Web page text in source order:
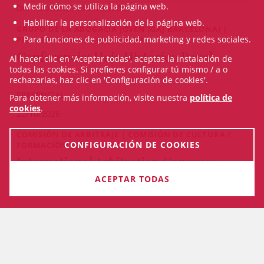
Del 15/01/2027 al 21/05/2027
GRUPO DE LA ABOGACÍA JOVEN (GAJ BARCELONA) |
PENITENCIARIO | CONFERENCIA
Conferencia: Hoja Histórico Penal
PRESENCIAL
22/10/2026
FORMACIÓN | CONGRESO
International Arbitration Congress
2026. Quo Vadis Arbitration
Medir cómo se utiliza la página web.
Habilitar la personalización de la página web.
Para funciones de publicidad, marketing y redes sociales.
Al hacer clic en 'Aceptar todas', aceptas la instalación de
todas las cookies. Si prefieres configurar tú mismo / a o
rechazarlas, haz clic en 'Configuración de cookies'.
Para obtener más información, visite nuestra política de
cookies.
CONFIGURACIÓN DE COOKIES
ACEPTAR TODAS